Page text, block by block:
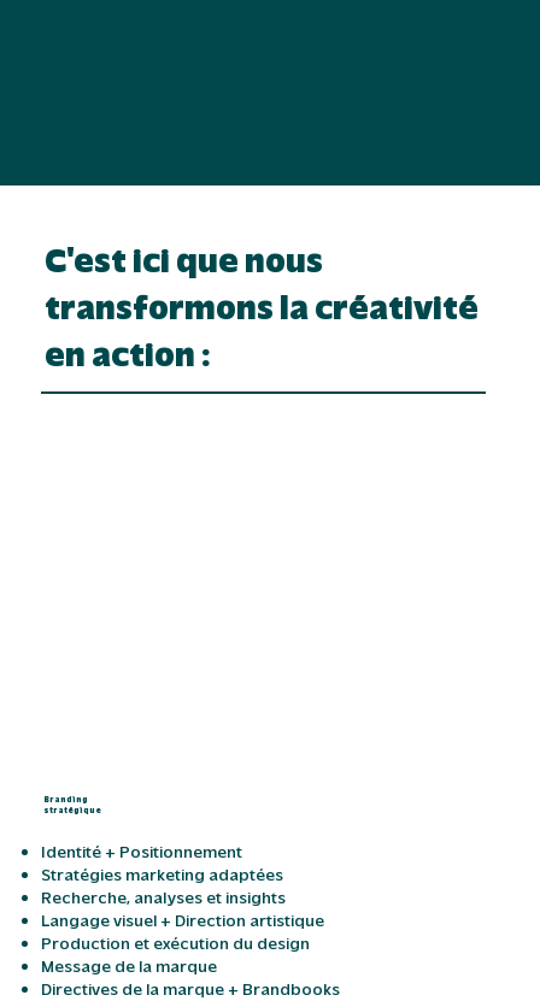
C'est ici que nous
transformons la créativité
en action :
Identité + Positionnement
Stratégies marketing adaptées
Recherche, analyses et insights
Langage visuel + Direction artistique
Production et exécution du design
Message de la marque
Directives de la marque + Brandbooks
Branding
stratégique